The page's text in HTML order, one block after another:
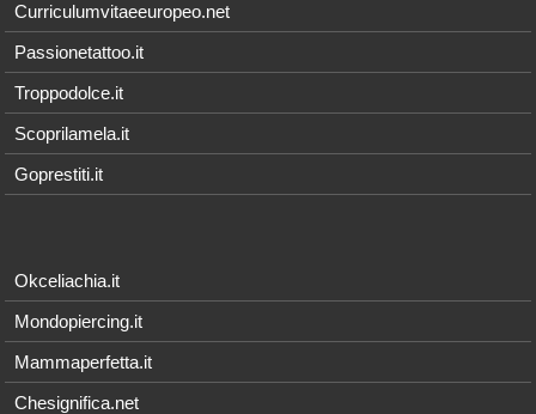
Curriculumvitaeeuropeo.net
Passionetattoo.it
Troppodolce.it
Scoprilamela.it
Goprestiti.it
Okceliachia.it
Mondopiercing.it
Mammaperfetta.it
Chesignifica.net